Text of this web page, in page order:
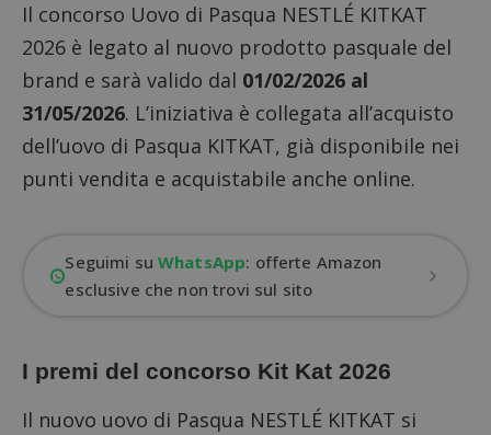
Il concorso Uovo di Pasqua NESTLÉ KITKAT
2026 è legato al nuovo prodotto pasquale del
brand e sarà valido dal 01/02/2026 al
31/05/2026. L’iniziativa è collegata all’acquisto
dell’uovo di Pasqua KITKAT, già disponibile nei
punti vendita e acquistabile anche online.
Seguimi suWhatsApp: offerte Amazon
esclusive che non trovi sul sito
I premi del concorso Kit Kat 2026
Il nuovo uovo di Pasqua NESTLÉ KITKAT si